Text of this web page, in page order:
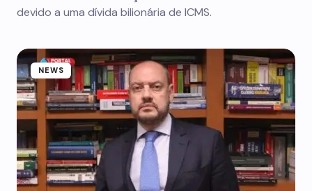
devido a uma dívida bilionária de ICMS.
NEWS